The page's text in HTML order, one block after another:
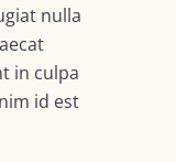
nulla
in culpa
id est